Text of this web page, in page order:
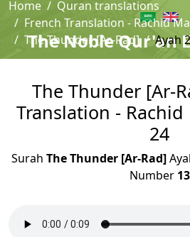
The Noble Qur'an
Home
Quran translations
French Translation - Rachid
The Thunder [Ar-Rad]
Ayah
The Thunder [Ar-
Translation - Rachid
24
Surah The Thunder [Ar-Rad]
Number 13